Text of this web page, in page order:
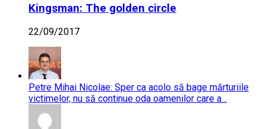
Kingsman: The golden circle
22/09/2017
Petre Mihai Nicolae: Sper ca acolo să bage mărturiile
victimelor, nu să continue oda oamenilor care a...